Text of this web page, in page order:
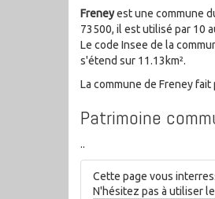
Freneyest une commune
73500, il est utilisé par 10
Le code Insee de la
s'étend sur 11.13km².
La commune de Freney fait
Patrimoine
..
Cette page vous
N'hésitez pas à utiliser